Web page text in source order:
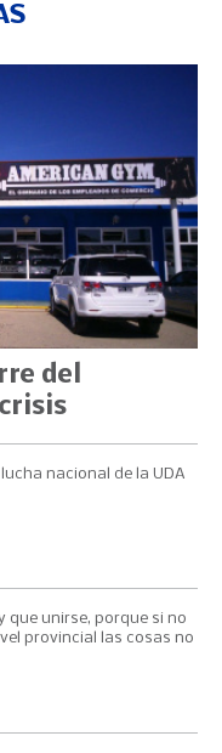
del
nacional de la UDA
que unirse, porque si no
provincial las cosas no